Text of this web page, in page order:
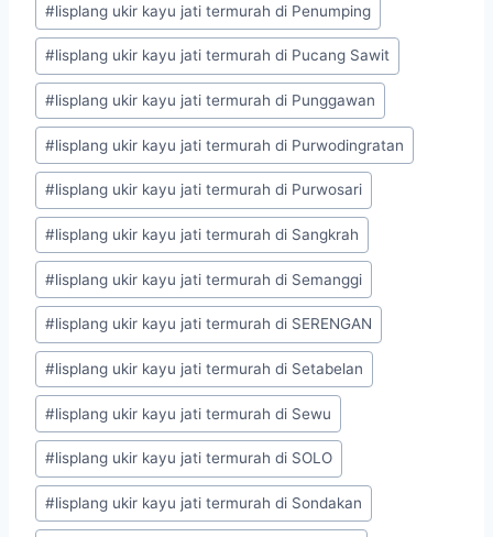
#lisplang ukir kayu jati termurah di Penumping
#lisplang ukir kayu jati termurah di Pucang Sawit
#lisplang ukir kayu jati termurah di Punggawan
#lisplang ukir kayu jati termurah di Purwodingratan
#lisplang ukir kayu jati termurah di Purwosari
#lisplang ukir kayu jati termurah di Sangkrah
#lisplang ukir kayu jati termurah di Semanggi
#lisplang ukir kayu jati termurah di SERENGAN
#lisplang ukir kayu jati termurah di Setabelan
#lisplang ukir kayu jati termurah di Sewu
#lisplang ukir kayu jati termurah di SOLO
#lisplang ukir kayu jati termurah di Sondakan